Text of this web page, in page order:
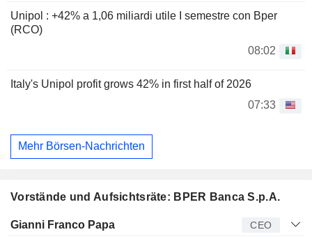
Unipol : +42% a 1,06 miliardi utile I semestre con Bper
(RCO)
08:02
Italy's Unipol profit grows 42% in first half of 2026
07:33
Mehr Börsen-Nachrichten
Vorstände und Aufsichtsräte: BPER Banca S.p.A.
Manager Titel Alter
Gianni Franco Papa CEO